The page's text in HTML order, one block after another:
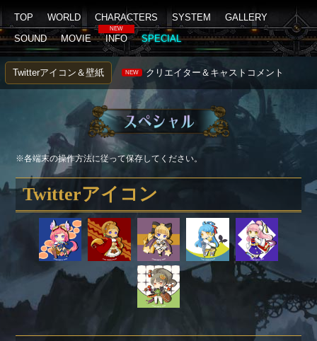
TOP WORLD CHARACTERS SYSTEM
GALLERY
SOUND
MOVIE
NEW
INFO SPECIAL
Twitterアイコン＆壁紙 NEW クリエイター＆キャストコメント
※各端末の操作方法に従って保存してください。
Twitterアイコン